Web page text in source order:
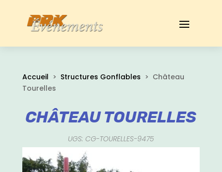
Accueil > Structures Gonflables > Château
Tourelles
CHÂTEAU TOURELLES
UGS: CG-TOURELLES-9475